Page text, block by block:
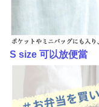
S size 可以放便當